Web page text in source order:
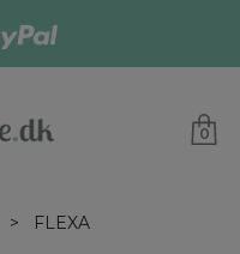
0
FLEXA